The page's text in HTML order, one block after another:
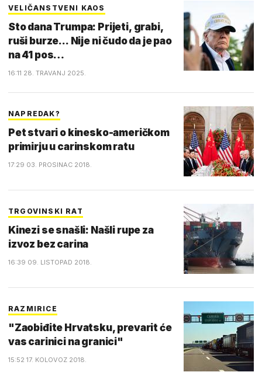
VELIČANSTVENI KAOS
Sto dana Trumpa: Prijeti, grabi,
ruši burze... Nije ni čudo da je pao
na 41 pos…
16:11 28. TRAVANJ 2025.
NAPREDAK?
Pet stvari o kinesko-američkom
primirju u carinskom ratu
17:29 03. PROSINAC 2018.
TRGOVINSKI RAT
Kinezi se snašli: Našli rupe za
izvoz bez carina
16:39 09. LISTOPAD 2018.
RAZMIRICE
"Zaobiđite Hrvatsku, prevarit će
vas carinici na granici"
15:52 17. KOLOVOZ 2018.